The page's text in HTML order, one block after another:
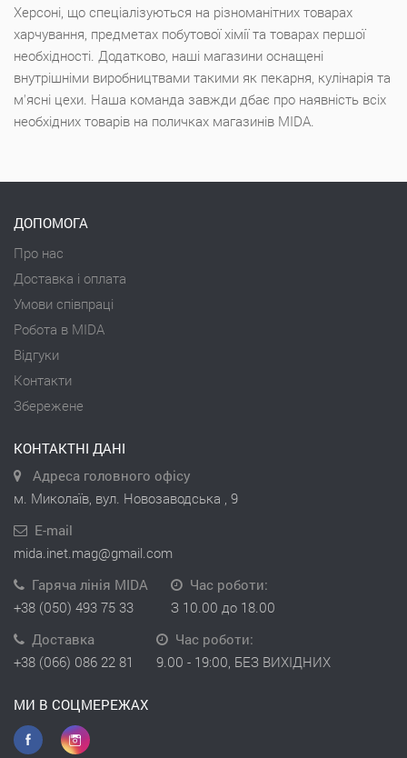
Херсоні, що спеціалізуються на різноманітних товарах
харчування, предметах побутової хімії та товарах першої
необхідності. Додатково, наші магазини оснащені
внутрішніми виробництвами такими як пекарня, кулінарія та
м'ясні цехи. Наша команда завжди дбає про наявність всіх
необхідних товарів на поличках магазинів MIDA.
ДОПОМОГА
Про нас
Доставка і оплата
Умови співпраці
Робота в MIDA
Відгуки
Контакти
Збережене
КОНТАКТНІ ДАНІ
Адреса головного офісу
м. Миколаїв, вул. Новозаводська , 9
E-mail
mida.inet.mag@gmail.com
Гаряча лінія MIDA
+38 (050) 493 75 33
Час роботи:
З 10.00 до 18.00
Доставка
+38 (066) 086 22 81
Час роботи:
9.00 - 19:00, БЕЗ ВИХІДНИХ
МИ В СОЦМЕРЕЖАХ